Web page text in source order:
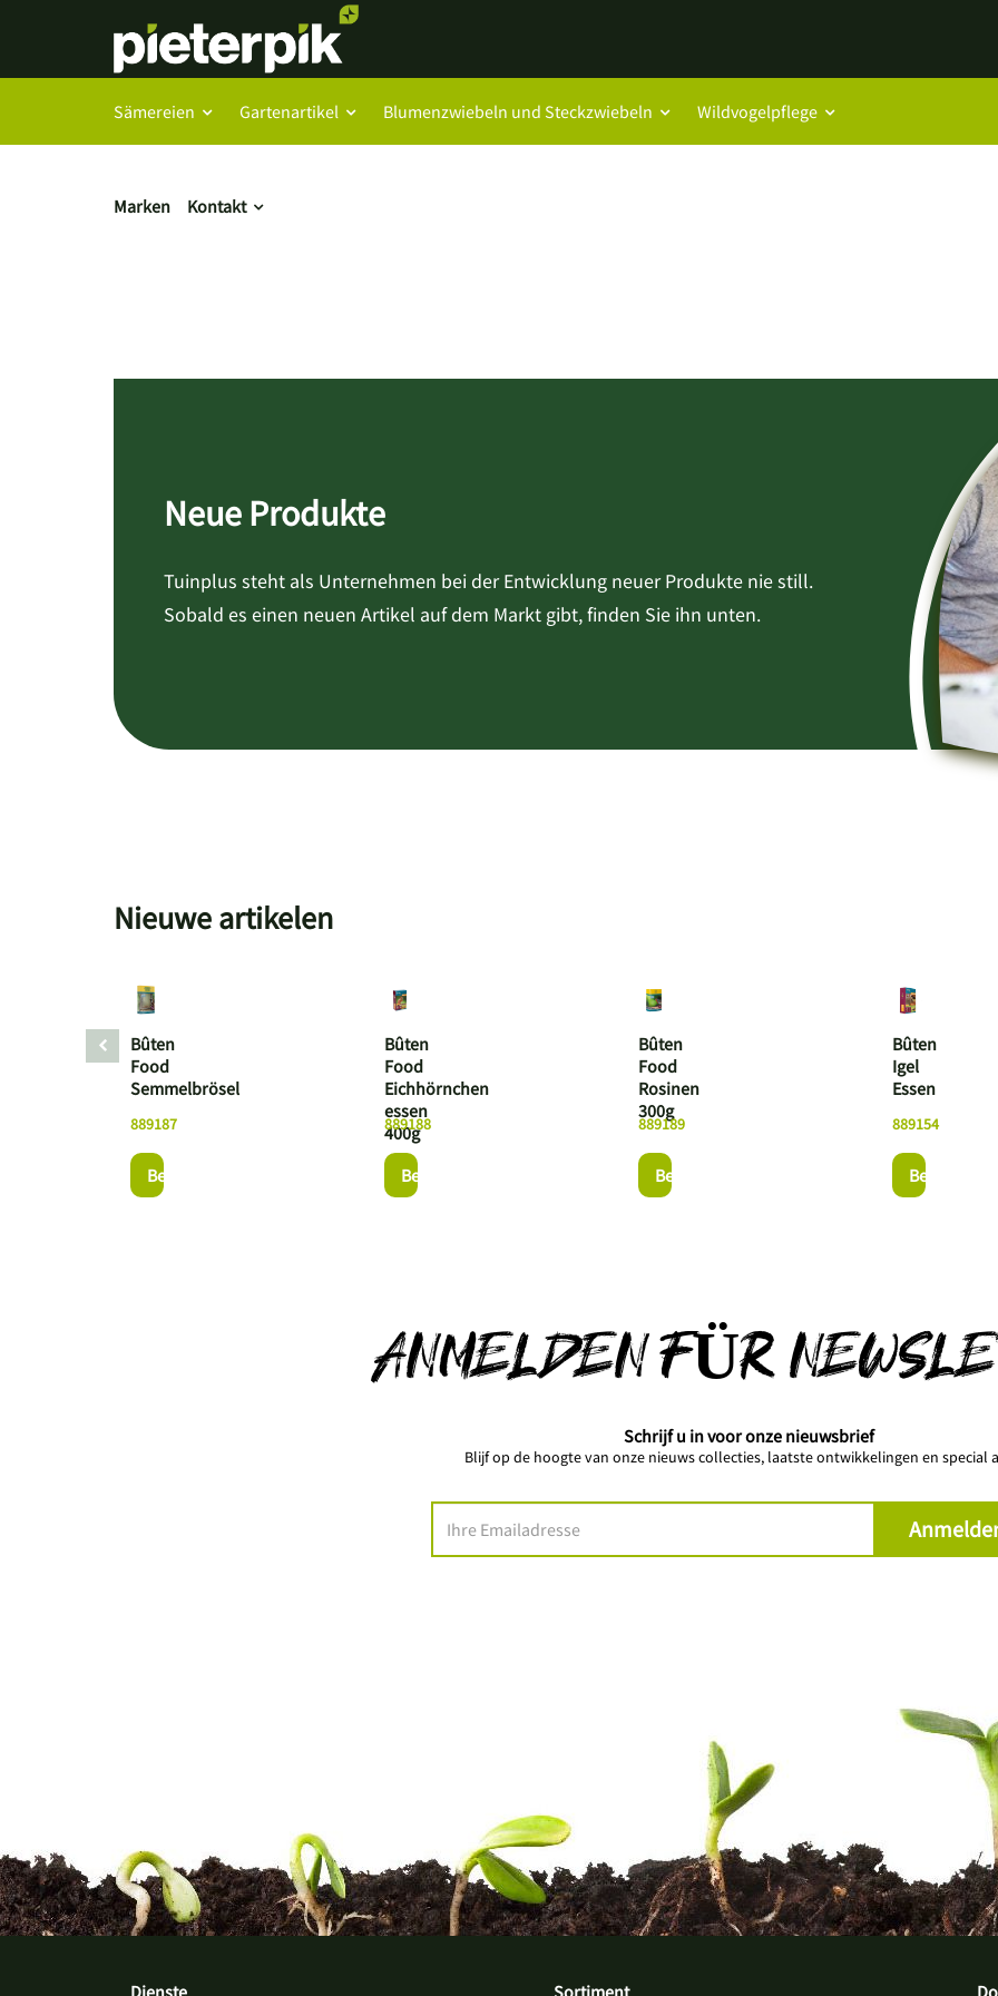
Sämereien Gartenartikel Blumenzwiebeln und Steckzwiebeln Wildvogelpflege
Marken Kontakt
Neue Produkte
Tuinplus steht als Unternehmen bei der Entwicklung neuer Produkte nie still.
Sobald es einen neuen Artikel auf dem Markt gibt, finden Sie ihn unten.
Nieuwe artikelen
889187
Bûten
Food
Semmelbrösel
Bekijk dit product
889188
Bûten
Food
Eichhörnchen
essen
400g
Bekijk dit product
889189
Bûten
Food
Rosinen
300g
Bekijk dit product
889154
Bûten
Igel
Essen
Bekijk dit
ANMELDEN FÜR
Schrijf u in voor onze nieuwsbrief
Blijf op de hoogte van onze nieuws collecties, laatste ontwikkelingen en special
Dienste Sortiment